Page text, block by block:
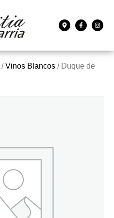
/Vinos Blancos / Duque de